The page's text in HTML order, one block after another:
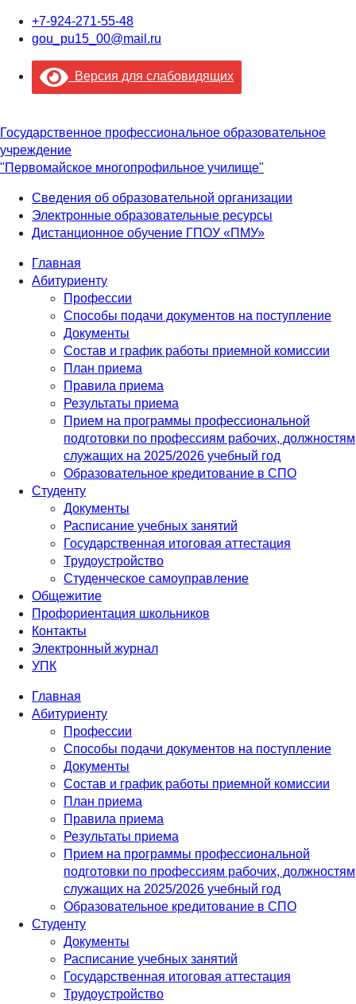
+7-924-271-55-48
gou_pu15_00@mail.ru
Версия для слабовидящих
Государственное профессиональное образовательное
учреждение
"Первомайское многопрофильное училище"
Сведения об образовательной организации
Электронные образовательные ресурсы
Дистанционное обучение ГПОУ «ПМУ»
Главная
Абитуриенту
Профессии
Способы подачи документов на поступление
Документы
Состав и график работы приемной комиссии
План приема
Правила приема
Результаты приема
Прием на программы профессиональной
подготовки по профессиям рабочих, должностям
служащих на 2025/2026 учебный год
Образовательное кредитование в СПО
Студенту
Документы
Расписание учебных занятий
Государственная итоговая аттестация
Трудоустройство
Студенческое самоуправление
Общежитие
Профориентация школьников
Контакты
Электронный журнал
УПК
Главная
Абитуриенту
Профессии
Способы подачи документов на поступление
Документы
Состав и график работы приемной комиссии
План приема
Правила приема
Результаты приема
Прием на программы профессиональной
подготовки по профессиям рабочих, должностям
служащих на 2025/2026 учебный год
Образовательное кредитование в СПО
Студенту
Документы
Расписание учебных занятий
Государственная итоговая аттестация
Трудоустройство